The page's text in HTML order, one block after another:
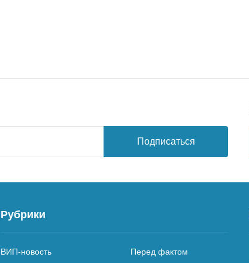
Подписаться
Рубрики
ВИП-новость Перед фактом